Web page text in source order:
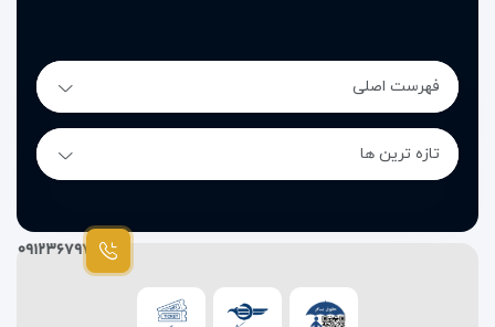
فهرست اصلی
تازه ترین ها
۰۹۱۲۳۶۷۹۷۸۷